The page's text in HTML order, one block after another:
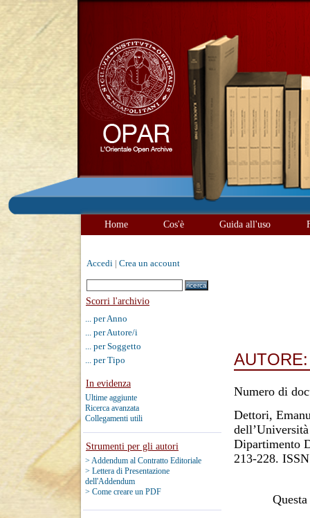
Home Cos'è Guida all'uso
Accedi Crea un account
Scorri l'archivio
... per Anno
... per Autore/i
... per Soggetto
... per Tipo
In evidenza
Ultime aggiunte
Ricerca avanzata
Collegamenti utili
Strumenti per gli autori
> Addendum al Contratto Editoriale
> Lettera di Presentazione
dell'Addendum
> Come creare un PDF
Numero di
Dettori,
Dipartimento
213-228.